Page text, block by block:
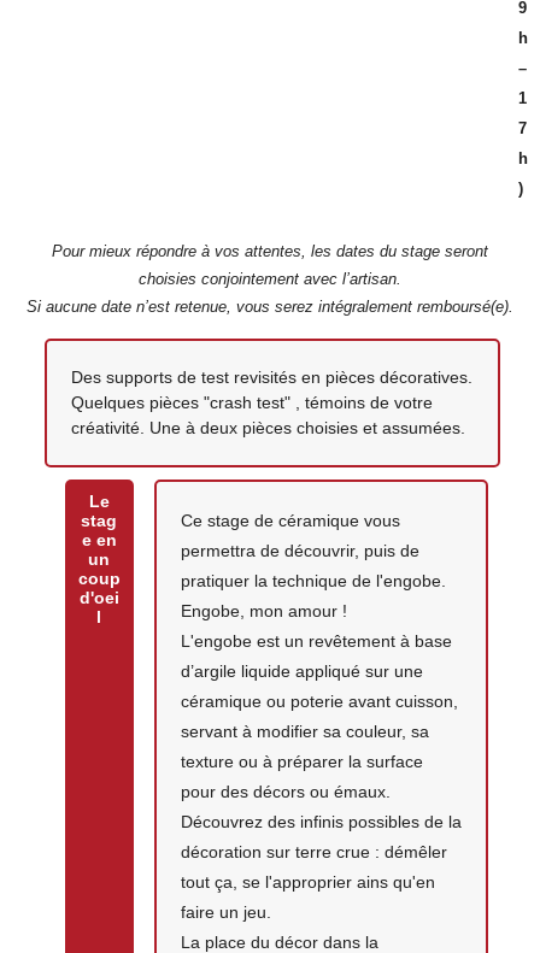
9
h
–
1
7
h
)
Pour mieux répondre à vos attentes, les dates du stage seront
choisies conjointement avec l’artisan.
Si aucune date n’est retenue, vous serez intégralement remboursé(e).
Des supports de test revisités en pièces décoratives.
Quelques pièces "crash test" , témoins de votre
créativité. Une à deux pièces choisies et assumées.
Le
stag
e en
un
coup
d'oei
l
Ce stage de céramique vous
permettra de découvrir, puis de
pratiquer la technique de l'engobe.
Engobe, mon amour !
L'engobe est un revêtement à base
d’argile liquide appliqué sur une
céramique ou poterie avant cuisson,
servant à modifier sa couleur, sa
texture ou à préparer la surface
pour des décors ou émaux.
Découvrez des infinis possibles de la
décoration sur terre crue : démêler
tout ça, se l'approprier ains qu'en
faire un jeu.
La place du décor dans la